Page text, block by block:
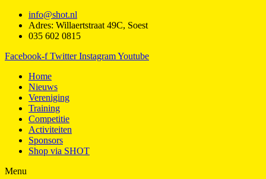
info@shot.nl
Adres: Willaertstraat 49C, Soest
035 602 0815
Facebook-f Twitter InstagramYoutube
Home
Nieuws
Vereniging
Training
Competitie
Activiteiten
Sponsors
Shop via SHOT
Menu